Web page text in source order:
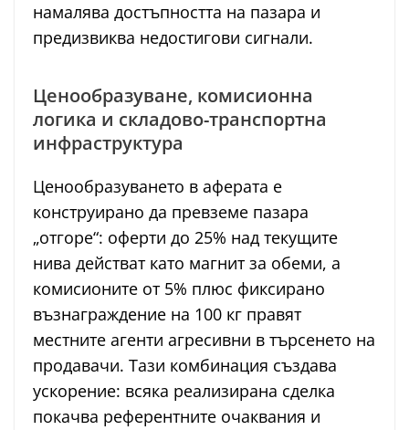
намалява достъпността на пазара и
предизвиква недостигови сигнали.
Ценообразуване, комисионна
логика и складово-транспортна
инфраструктура
Ценообразуването в аферата е
конструирано да превземе пазара
„отгоре“: оферти до 25% над текущите
нива действат като магнит за обеми, а
комисионите от 5% плюс фиксирано
възнаграждение на 100 кг правят
местните агенти агресивни в търсенето на
продавачи. Тази комбинация създава
ускорение: всяка реализирана сделка
покачва референтните очаквания и